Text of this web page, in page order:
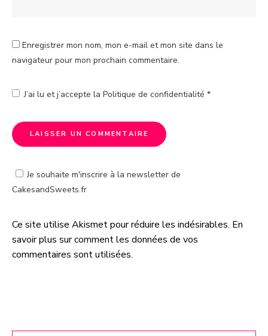
Enregistrer mon nom, mon e-mail et mon site dans le
navigateur pour mon prochain commentaire.
J’ai lu et j’accepte la Politique de confidentialité *
Je souhaite m'inscrire à la newsletter de
CakesandSweets.fr
A
l
t
t
Ce site utilise Akismet pour réduire les indésirables. En
savoir plus sur comment les données de vos
commentaires sont utilisées.